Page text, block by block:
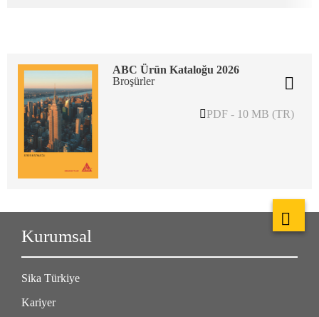
ABC Ürün Kataloğu 2026
Broşürler
PDF - 10 MB (TR)
Kurumsal
Sika Türkiye
Kariyer